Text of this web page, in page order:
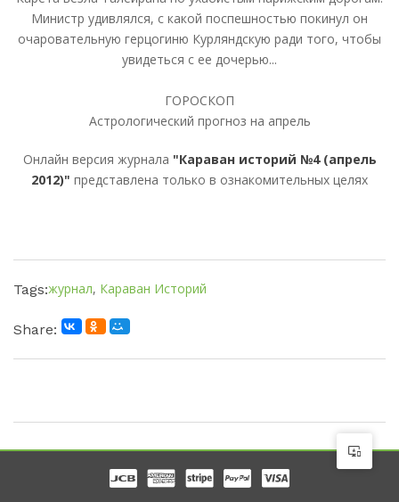
Министр удивлялся, с какой поспешностью покинул он
очаровательную герцогиню Курляндскую ради того, чтобы
увидеться с ее дочерью...
ГОРОСКОП
Астрологический прогноз на апрель
Онлайн версия журнала "Караван историй №4 (апрель
2012)" представлена только в ознакомительных целях
Tags:журнал, Караван Историй
Share: